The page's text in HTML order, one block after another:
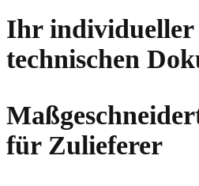
Ihr individueller
technischen
für Zulieferer